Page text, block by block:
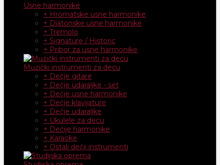
Usne harmonike
+ Hromatske usne harmonike
+ Diatonske usne harmonike
+ Tremolo
+ Signature / Historic
+ Pribor za usne harmonike
Muzički instrumenti za decu
+ Dečje gitare
+ Dečje udaraljke - set
+ Dečje usne harmonike
+ Dečje klavijature
+ Dečje udaraljke
+ Ukulele za decu
+ Dečije harmonike
+ Karaoke
+ Ostali dečji instrumenti